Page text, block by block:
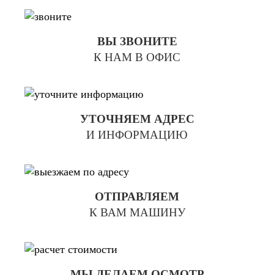
ВЫ ЗВОНИТЕ
К НАМ В ОФИС
УТОЧНЯЕМ АДРЕС
И ИНФОРМАЦИЮ
ОТПРАВЛЯЕМ
К ВАМ МАШИНУ